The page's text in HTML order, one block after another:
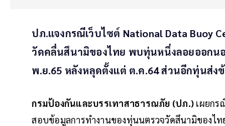
ปภ.แจงกรณีเว็บไซต์ National Data Buoy
วัดคลื่นสึนามิของไทย พบทุ่นหนึ่งลอยออกน
พ.ย.65 หลังหลุดตั้งแต่ ต.ค.64 ส่วนอีกทุ่นส่ง
กรมป้องกันและบรรเทาสาธารณภัย (ปภ.) เผยกร
สอบข้อมูลการทำงานของทุ่นนตรวจวัดสึนามิของไ